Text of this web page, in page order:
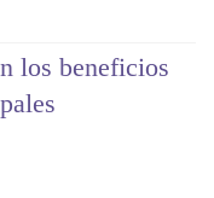
los beneficios